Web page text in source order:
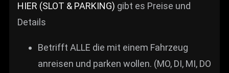
HIER (SLOT & PARKING) gibt es Preise und
Details
Betrifft ALLE die mit einem Fahrzeug
anreisen und parken wollen. (MO, DI, MI, DO